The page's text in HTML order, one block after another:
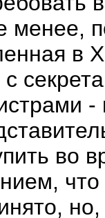
менее,
в
во
но,